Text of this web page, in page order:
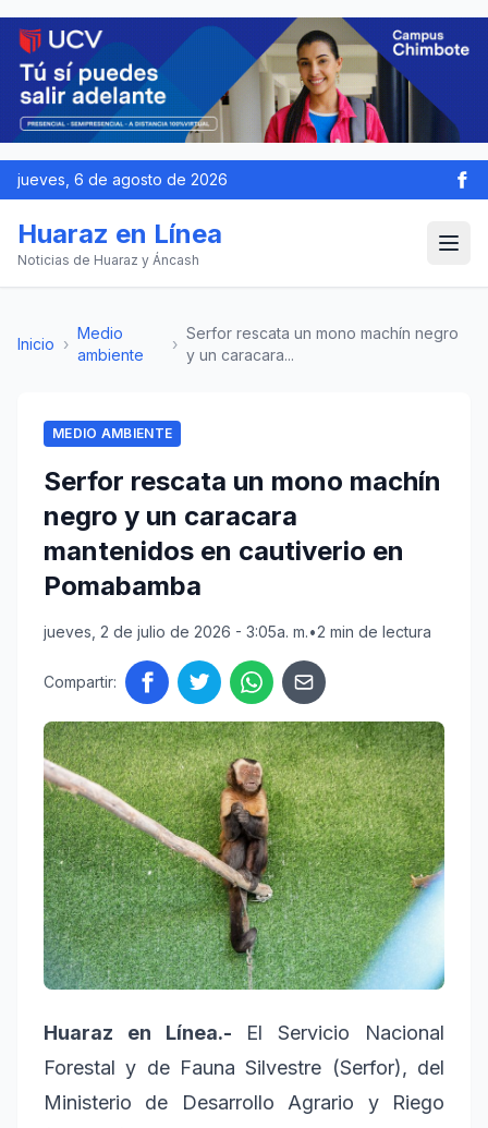
jueves, 6 de agosto de 2026
Huaraz en Línea
Noticias de Huaraz y Áncash
Inicio ›
Medio
ambiente
›
Serfor rescata un mono machín negro
y un caracara...
MEDIO AMBIENTE
Serfor rescata un mono machín
negro y un caracara
mantenidos en cautiverio en
Pomabamba
jueves, 2 de julio de 2026 - 3:05a. m.•2 min de lectura
Compartir:
Huaraz en Línea.- El Servicio Nacional
Forestal y de Fauna Silvestre (Serfor), del
Ministerio de Desarrollo Agrario y Riego